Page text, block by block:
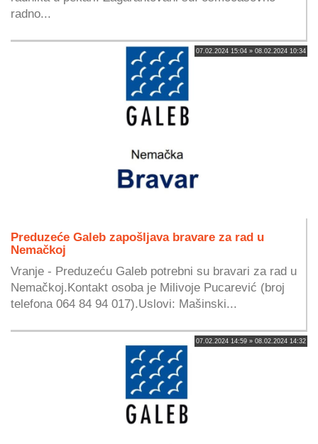
radno...
07.02.2024 15:04 » 08.02.2024 10:34
Preduzeće Galeb zapošljava bravare za rad u
Nemačkoj
Vranje - Preduzeću Galeb potrebni su bravari za rad u
Nemačkoj.Kontakt osoba je Milivoje Pucarević (broj
telefona 064 84 94 017).Uslovi: Mašinski...
07.02.2024 14:59 » 08.02.2024 14:32